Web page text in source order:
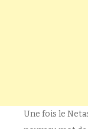
Une fois le